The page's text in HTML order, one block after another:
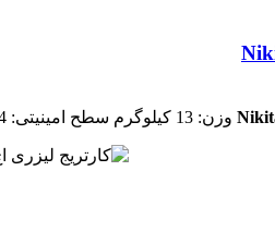
وزن: 13 کیلوگرم سطح امینیتی: 4